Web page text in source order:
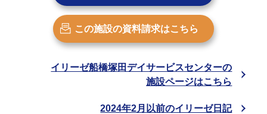
この施設の資料請求はこちら
イリーゼ船橋塚田デイサービスセンターの
施設ページはこちら
2024年2月以前のイリーゼ日記